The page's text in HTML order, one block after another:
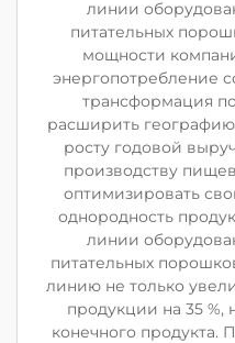
линии
питательных
мощности
энергопотребление
трансформация
расширить
росту годовой
производству
оптимизировать
однородность
линии
питательных
линию не только
продукции на 35 %,
конечного продукта.